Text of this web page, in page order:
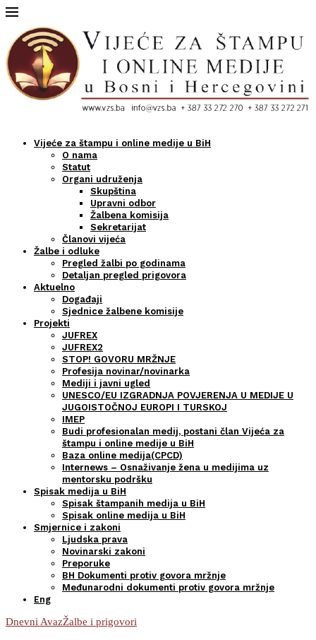
Vijeće za štampu i online medije u BiH
O nama
Statut
Organi udruženja
Skupština
Upravni odbor
Žalbena komisija
Sekretarijat
Članovi vijeća
Žalbe i odluke
Pregled žalbi po godinama
Detaljan pregled prigovora
Aktuelno
Događaji
Sjednice žalbene komisije
Projekti
JUFREX
JUFREX2
STOP! GOVORU MRŽNJE
Profesija novinar/novinarka
Mediji i javni ugled
UNESCO/EU IZGRADNJA POVJERENJA U MEDIJE U
JUGOISTOČNOJ EUROPI I TURSKOJ
IMEP
Budi profesionalan medij, postani član Vijeća za
štampu i online medije u BiH
Baza online medija(CPCD)
Internews – Osnaživanje žena u medijima uz
mentorsku podršku
Spisak medija u BiH
Spisak štampanih medija u BiH
Spisak online medija u BiH
Smjernice i zakoni
Ljudska prava
Novinarski zakoni
Preporuke
BH Dokumenti protiv govora mržnje
Međunarodni dokumenti protiv govora mržnje
Eng
Dnevni AvazŽalbe i prigovori